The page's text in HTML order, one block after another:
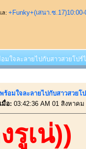
ล: +Funky+(เสนา.ซ
มใจละลายไปกับสาวสวยโป
ร้อมใจละลายไปกับสาวสวย
มื่อ: 03:42:36 AM 01 สิงหาคม
รูเน่))